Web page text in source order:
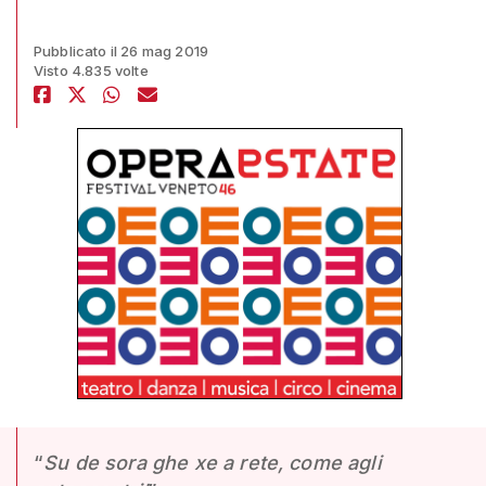
Pubblicato il 26 mag 2019
Visto 4.835 volte
“Su de sora ghe xe a rete, come agli